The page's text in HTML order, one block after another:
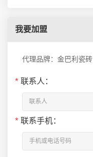
我要加盟
代理品牌：金巴利瓷砖
* 联系人：
* 联系手机：